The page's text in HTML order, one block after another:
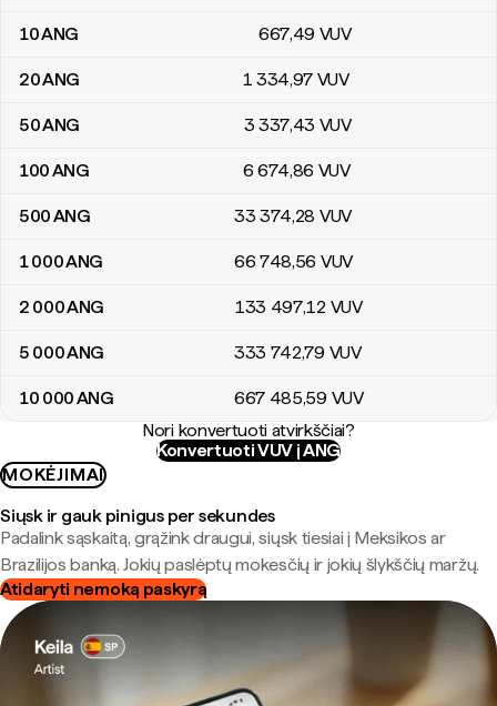
10ANG 667,49 VUV
20ANG 1 334,97 VUV
50ANG 3 337,43 VUV
100ANG 6 674,86 VUV
500ANG 33 374,28 VUV
1 000ANG 66 748,56 VUV
2 000ANG 133 497,12 VUV
5 000ANG 333 742,79 VUV
10 000ANG 667 485,59 VUV
Nori konvertuoti atvirkščiai?
Konvertuoti VUV į ANG
MOKĖJIMAI
Siųsk ir gauk pinigus per sekundes
Padalink sąskaitą, grąžink draugui, siųsk tiesiai į Meksikos ar
Brazilijos banką. Jokių paslėptų mokesčių ir jokių šlykščių maržų.
Atidaryti nemoką paskyrą